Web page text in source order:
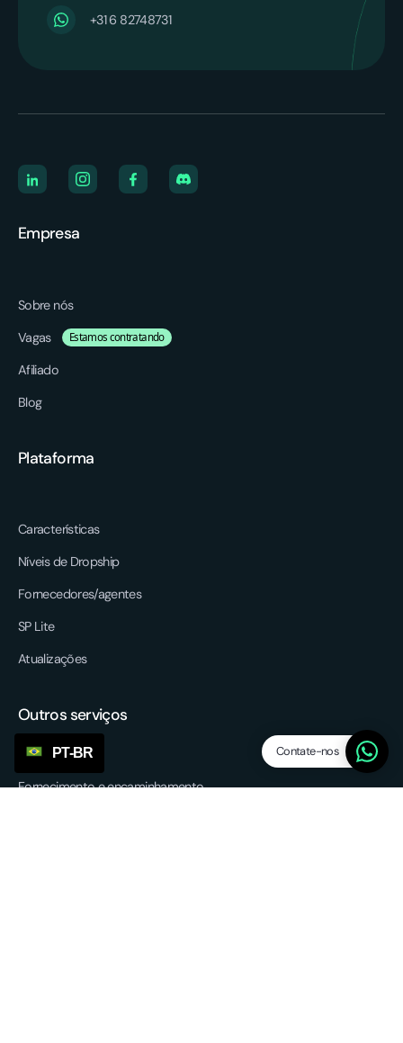
Contate-nos
+31 6 82748731
Empresa
Sobre nós
Vagas
Estamos contratando
Afiliado
Blog
Plataforma
Características
Níveis de Dropship
Fornecedores/agentes
SP Lite
Atualizações
Outros serviços
Fornecimento e encaminhamento
PT-BR